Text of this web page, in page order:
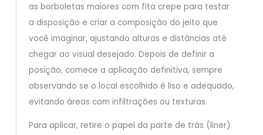
as borboletas maiores com fita crepe para testar
a disposição e criar a composição do jeito que
você imaginar, ajustando alturas e distâncias até
chegar ao visual desejado. Depois de definir a
posição, comece a aplicação definitiva, sempre
observando se o local escolhido é liso e adequado,
evitando áreas com infiltrações ou texturas.
Para aplicar, retire o papel da parte de trás (liner)